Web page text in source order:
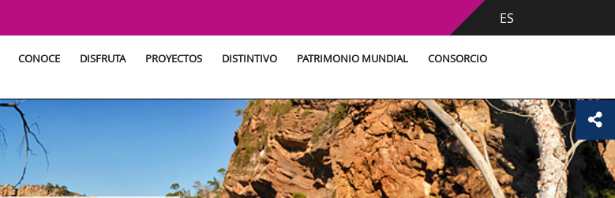
ES
CONOCE DISFRUTA PROYECTOS DISTINTIVO PATRIMONIO MUNDIAL CONSORCIO